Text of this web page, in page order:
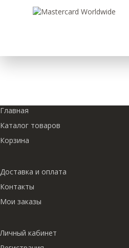
Главная
Каталог товаров
Корзина
Доставка и оплата
Контакты
Мои заказы
Личный кабинет